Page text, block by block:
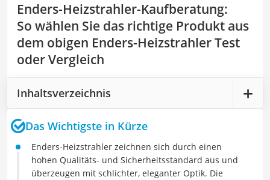
Enders-Heizstrahler-Kaufberatung:
So wählen Sie das richtige Produkt aus
dem obigen Enders-Heizstrahler Test
oder Vergleich
Inhaltsverzeichnis
Das Wichtigste in Kürze
Enders-Heizstrahler zeichnen sich durch einen
hohen Qualitäts- und Sicherheitsstandard aus und
überzeugen mit schlichter, eleganter Optik. Die